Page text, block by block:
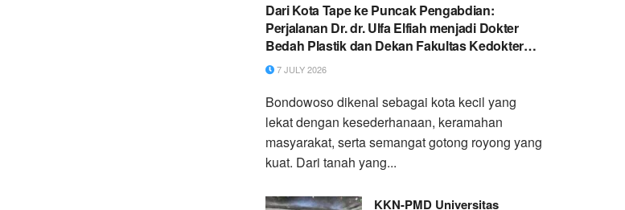
Dari Kota Tape ke Puncak Pengabdian:
Perjalanan Dr. dr. Ulfa Elfiah menjadi Dokter
Bedah Plastik dan Dekan Fakultas Kedokteran
Universitas Jember
7 JULY 2026
Bondowoso dikenal sebagai kota kecil yang
lekat dengan kesederhanaan, keramahan
masyarakat, serta semangat gotong royong yang
kuat. Dari tanah yang...
KKN-PMD Universitas